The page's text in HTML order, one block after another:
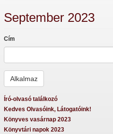
September 2023
Cím
Író-olvasó találkozó
Kedves Olvasóink, Látogatóink!
Könyves vasárnap 2023
Könyvtári napok 2023